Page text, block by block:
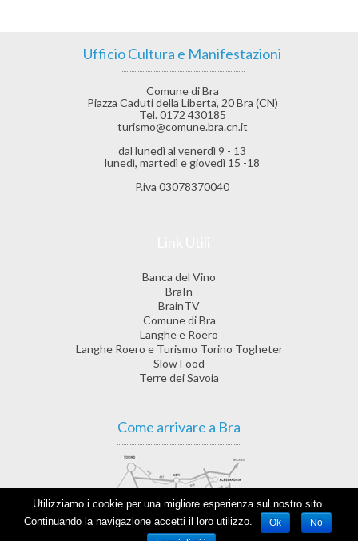
Ufficio Cultura e Manifestazioni
Comune di Bra
Piazza Caduti della Liberta’, 20 Bra (CN)
Tel. 0172 430185
turismo@comune.bra.cn.it
dal lunedì al venerdì 9 - 13
lunedì, martedì e giovedì 15 -18
P.iva 03078370040
Banca del Vino
BraIn
BrainTV
Comune di Bra
Langhe e Roero
Langhe Roero e Turismo Torino Togheter
Slow Food
Terre dei Savoia
Come arrivare a Bra
Utilizziamo i cookie per una migliore esperienza sul nostro sito.
Continuando la navigazione accetti il loro utilizzo.
Ok
No